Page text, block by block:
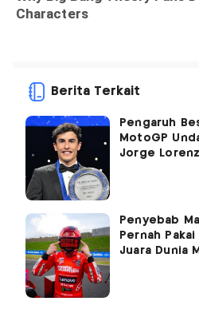
Berita Terkait
Pengaruh
MotoGP
Jorge
Penyebab
Pernah
Juara Dunia